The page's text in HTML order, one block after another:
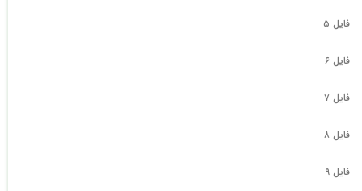
فایل ۵
فایل ۶
فایل ۷
فایل ۸
فایل ۹